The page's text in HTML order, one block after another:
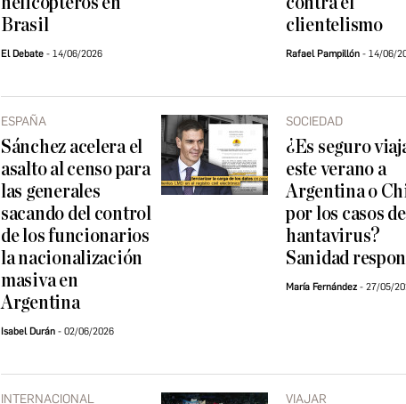
Brasil
El Debate 14/06/2026
clientelismo
Rafael Pampillón 14/06/
ESPAÑA
Sánchez acelera el
asalto al censo para
las generales
sacando del control
de los funcionarios
la nacionalización
masiva en
Argentina
Isabel Durán 02/06/2026
SOCIEDAD
¿Es seguro
este verano a
Argentina o
por los casos de
hantavirus?
Sanidad
María Fernández 27/05/
INTERNACIONAL VIAJAR